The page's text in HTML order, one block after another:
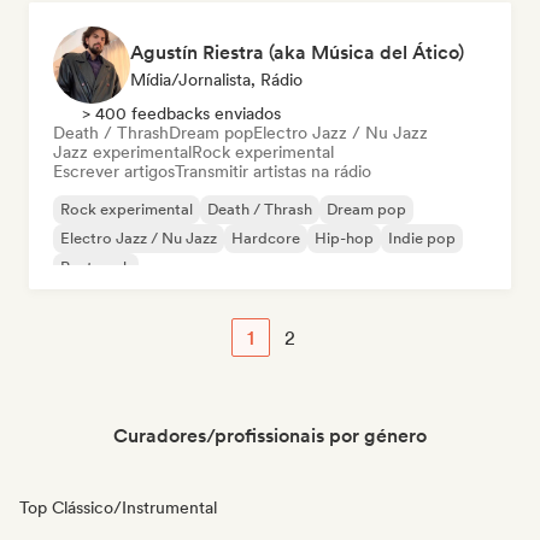
Agustín Riestra (aka Música del Ático)
Mídia/Jornalista, Rádio
> 400 feedbacks enviados
Death / ThrashDream popElectro Jazz / Nu Jazz
Jazz experimentalRock experimental
Escrever artigosTransmitir artistas na rádio
Rock experimental Death / Thrash
Dream pop
Electro Jazz / Nu Jazz
Hardcore Hip-hop
Indie pop
Post punk
1 2
Curadores/profissionais por género
Top Clássico/Instrumental